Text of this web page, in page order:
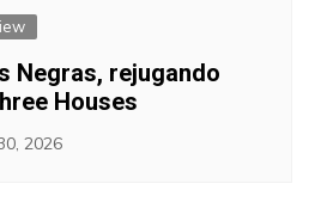
Negras, rejugando
Houses
2026